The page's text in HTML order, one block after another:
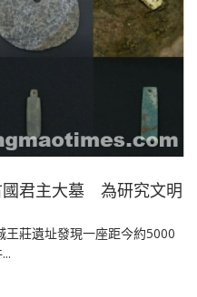
國君主大墓 為研究文明
王莊遺址發現一座距今約5000